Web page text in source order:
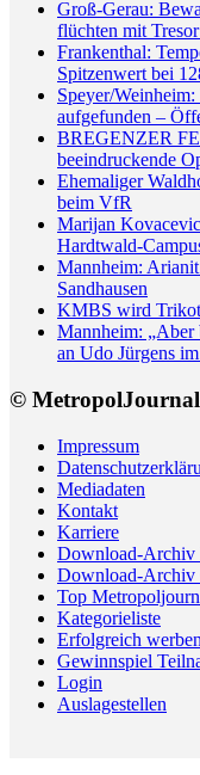
Groß-Gerau:
flüchten mit
Frankenthal:
Spitzenwert bei
Speyer/
aufgefunden –
BREGENZER
beeindruckende
Ehemaliger
beim VfR
Marijan
Hardtwald-
Mannheim:
Sandhausen
KMBS wird
Mannheim: „Aber
an Udo Jürgens
©
Impressum
Mediadaten
Kontakt
Karriere
Download-Archiv
Download-Archiv
Top
Kategorieliste
Erfolgreich werben
Gewinnspiel
Login
Auslagestellen